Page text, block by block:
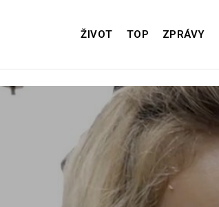
ŽIVOT TOP ZPRÁVY